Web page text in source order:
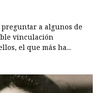
preguntar a algunos de
vinculación
el que más ha...